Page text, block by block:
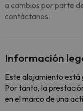
a cambios por parte
contáctanos.
Información
Este alojamiento está
Por tanto, la
en el marco de una